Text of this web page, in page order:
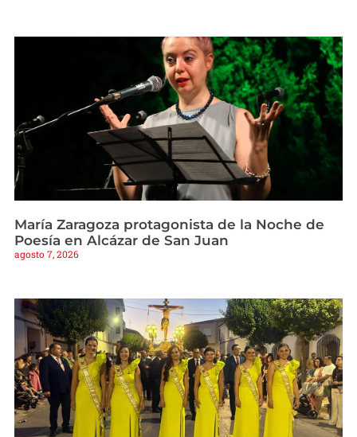
María Zaragoza protagonista de la Noche de
Poesía en Alcázar de San Juan
agosto 7, 2026